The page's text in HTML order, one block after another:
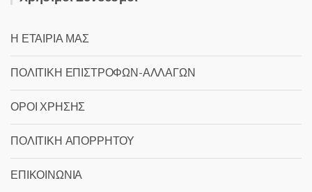
Η ΕΤΑΙΡΙΑ ΜΑΣ
ΠΟΛΙΤΙΚΗ ΕΠΙΣΤΡΟΦΩΝ-ΑΛΛΑΓΩΝ
ΟΡΟΙ ΧΡΗΣΗΣ
ΠΟΛΙΤΙΚΗ ΑΠΟΡΡΗΤΟΥ
ΕΠΙΚΟΙΝΩΝΙΑ